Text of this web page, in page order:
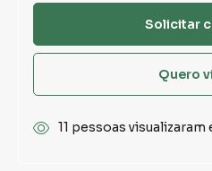
Solicitar
Quero
11 pessoas